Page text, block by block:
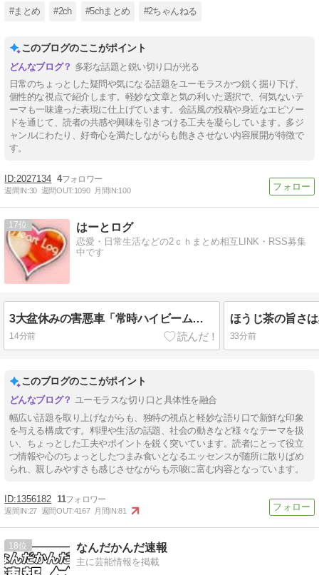
#まとめ #2ch #5chまとめ #2ちゃんねる
このブログのここがポイント
多彩な話題と鋭い切り口が光る
日常のちょっとした疑問や気になる話題をユーモラスかつ鋭く掘り下げ、
個性的な視点で紹介します。軽妙な文章と気の利いた選択で、何気ないテ
ーマも一味違った表現に仕上げています。会話風の投稿や身近なエピソー
ドを通じて、読者の共感や興味を引きつける工夫を凝らしています。多ジ
ャンルにわたり、好奇心を満たしながらも飽きさせない内容展開が特徴で
す。
2027134 4
週間IN:30 週間OUT:1090 月間IN:100
17 はーとログ
恋愛・日常生活などの2ｃｈまとめ相互LINK・RSS募集
中です
3大盆休みの害悪車「常時ハイビームマン」「車間ベタ付けマン」「法定速度絶対遵守マン」
14分前
ほうじ茶の旨さ
33分前
このブログのここがポイント
ユーモラスな切り口と具体性を融合
幅広い話題を取り上げながらも、独特の視点と軽妙な語り口で新鮮な印象
を与える構成です。料理や生活の話題、社会の動きなど様々なテーマを扱
い、ちょっとした工夫やポイントを鋭く突いています。読者にとって役立
つ情報や心のちょっとしたつまみ食いとなるエッセンスが随所に散りばめ
られ、親しみやすさも感じさせながらも示唆に富む内容となっています。
1356182 11
週間IN:27 週間OUT:4167 月間IN:81
18 なんだかんだ速報
主に芸能情報を掲載